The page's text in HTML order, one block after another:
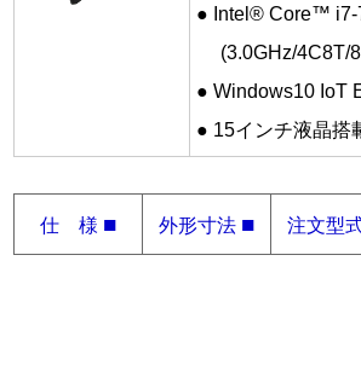
● Intel® Core™ i7-
(3.0GHz/4C8T/
● Windows10 IoT
● 15インチ液晶搭
仕 様 ■ 外形寸法 ■ 注文型